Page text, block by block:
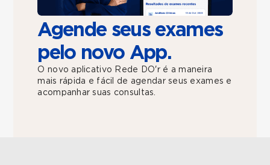
Agende seus exames
pelo novo App.
O novo aplicativo Rede DO'r é a maneira
mais rápida e fácil de agendar seus exames e
acompanhar suas consultas.